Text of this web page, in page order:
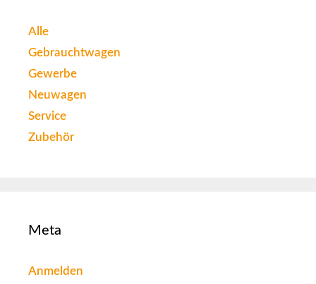
Alle
Gebrauchtwagen
Gewerbe
Neuwagen
Service
Zubehör
Meta
Anmelden